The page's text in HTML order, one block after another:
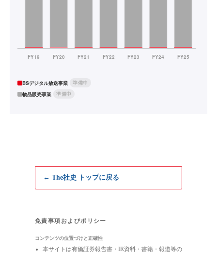
BSデジタル放送事業
準備中
物品販売事業
準備中
← The社史 トップに戻る
免責事項およびポリシー
コンテンツの位置づけと正確性
本サイトは有価証券報告書・IR資料・書籍・報道等の